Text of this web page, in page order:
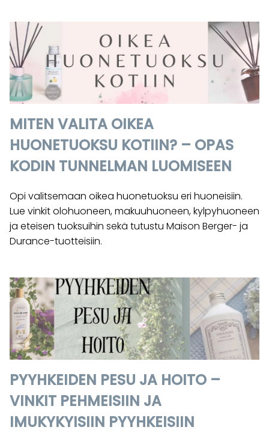
MITEN VALITA OIKEA
HUONETUOKSU KOTIIN? – OPAS
KODIN TUNNELMAN LUOMISEEN
Opi valitsemaan oikea huonetuoksu eri huoneisiin.
Lue vinkit olohuoneen, makuuhuoneen, kylpyhuoneen
ja eteisen tuoksuihin sekä tutustu Maison Berger- ja
Durance-tuotteisiin.
PYYHKEIDEN PESU JA HOITO –
VINKIT PEHMEISIIN JA
IMUKYKYISIIN PYYHKEISIIN